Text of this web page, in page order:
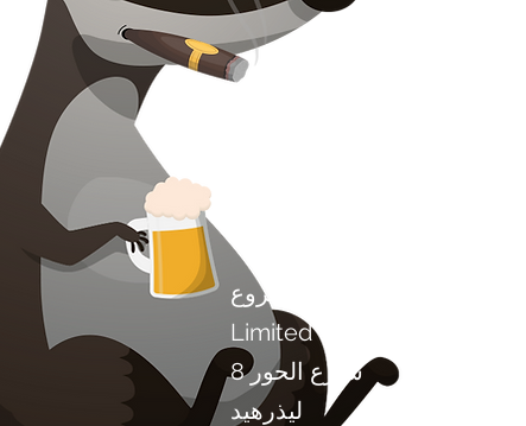
مشروع Chilli Project Artisan Foods
Limited
8 شارع الحور
ليذرهيد